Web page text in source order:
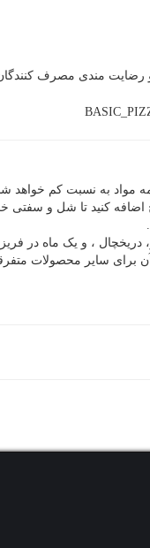
رضایت مندی مصرف
مواد به نسبت کم خواهد
سایر محصولات